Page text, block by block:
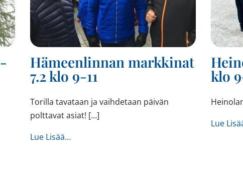
Hämeenlinnan markkinat
7.2 klo 9-11
Torilla tavataan ja vaihdetaan päivän
polttavat asiat! […]
Lue Lisää…from Hämeenlinnan markkinat 7.2 klo 9-11
klo
Lue